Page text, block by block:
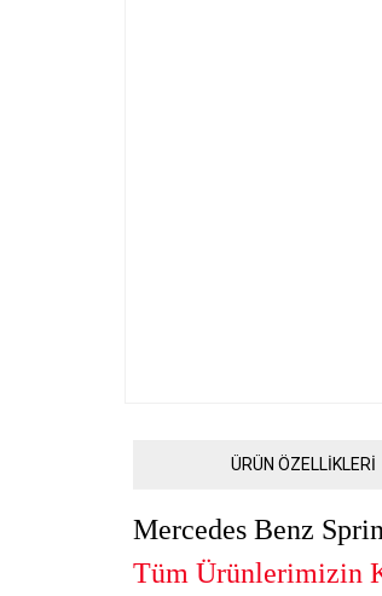
ÜRÜN ÖZELLİKLERİ
Mercedes Benz
Tüm Ürünlerimizin